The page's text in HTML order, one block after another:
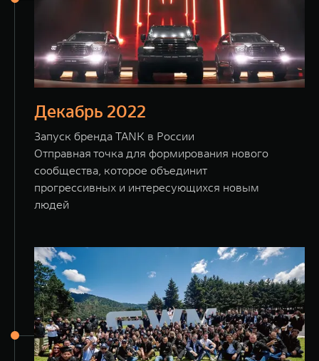
Декабрь 2022
Запуск бренда TANK в России
Отправная точка для формирования нового
сообщества, которое объединит
прогрессивных и интересующихся новым
людей